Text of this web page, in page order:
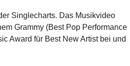
Singlecharts. Das Musikvideo
Grammy (Best Pop Performance
Award für Best New Artist bei und